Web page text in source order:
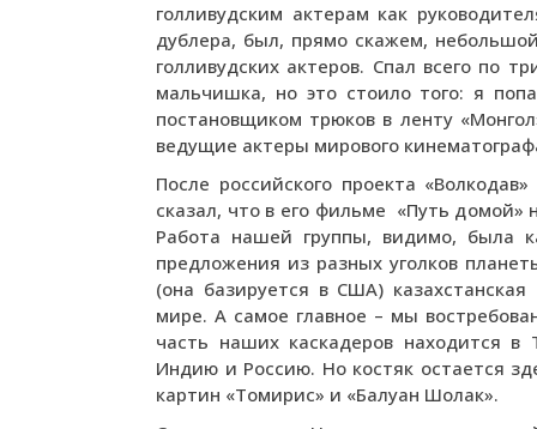
голливудским актерам как
дублера, был, прямо скажем,
голливудских актеров. Спал всего по
мальчишка, но это стоило того: я
постановщиком трюков в ленту
ведущие актеры мирового
После российского проекта
сказал, что в его фильме «Путь
Работа нашей группы, видимо, была
предложения из разных уголков
(она базируется в США)
мире. А самое главное – мы
часть наших каскадеров находится
Индию и Россию. Но костяк остается
картин «Томирис» и «Балуан Шолак».